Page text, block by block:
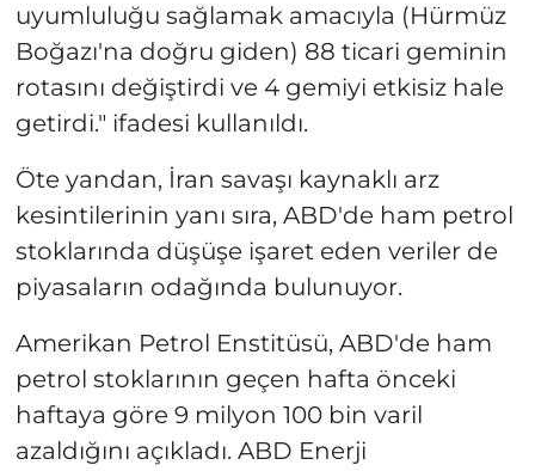
uyumluluğu sağlamak amacıyla (Hürmüz
Boğazı'na doğru giden) 88 ticari geminin
rotasını değiştirdi ve 4 gemiyi etkisiz hale
getirdi." ifadesi kullanıldı.
Öte yandan, İran savaşı kaynaklı arz
kesintilerinin yanı sıra, ABD'de ham petrol
stoklarında düşüşe işaret eden veriler de
piyasaların odağında bulunuyor.
Amerikan Petrol Enstitüsü, ABD'de ham
petrol stoklarının geçen hafta önceki
haftaya göre 9 milyon 100 bin varil
azaldığını açıkladı. ABD Enerji